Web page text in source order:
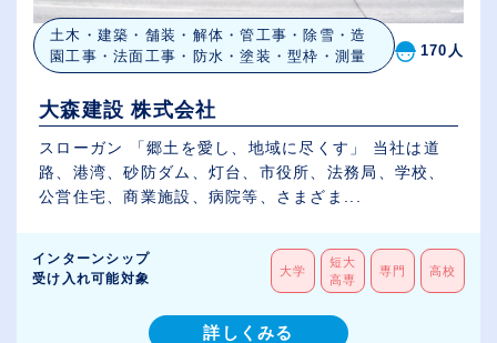
土木・建築・舗装・解体・管工事・除雪・造
園工事・法面工事・防水・塗装・型枠・測量
170人
大森建設 株式会社
スローガン 「郷土を愛し、地域に尽くす」 当社は道
路、港湾、砂防ダム、灯台、市役所、法務局、学校、
公営住宅、商業施設、病院等、さまざま...
インターンシップ
受け入れ可能対象
大学
短大
高専
専門 高校
詳しくみる